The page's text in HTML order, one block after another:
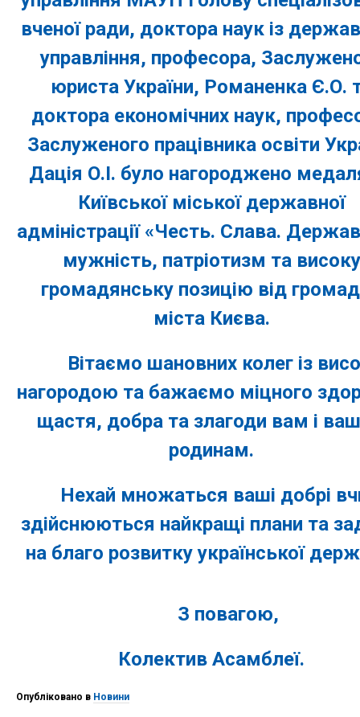
вченої ради, доктора наук із
управління, професора,
юриста України, Романенка Є.О.
доктора економічних наук,
Заслуженого працівника освіти
Дація О.І. було нагороджено
Київської міської державної
адміністрації «Честь. Слава.
мужність, патріотизм та високу
громадянську позицію від
міста Києва.
Вітаємо шановних колег із
нагородою та бажаємо міцного
щастя, добра та злагоди вам і
родинам.
Нехай множаться ваші добрі
здійснюються найкращі плани та
на благо розвитку української
З повагою,
Колектив Асамблеї.
Опубліковано в Новини